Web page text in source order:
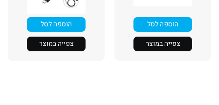
הוספה לסל
צפייה במוצר
הוספה לסל
צפייה במוצר